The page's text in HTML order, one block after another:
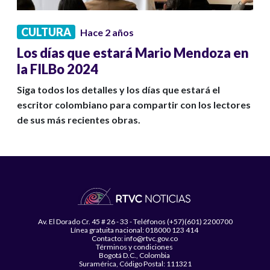
CULTURA Hace 2 años
Los días que estará Mario Mendoza en
la FILBo 2024
Siga todos los detalles y los días que estará el
escritor colombiano para compartir con los lectores
de sus más recientes obras.
Av. El Dorado Cr. 45 # 26 - 33 - Teléfonos (+57)(601) 2200700
Línea gratuita nacional: 018000 123 414
Contacto: info@rtvc.gov.co
Términos y condiciones
Bogotá D.C., Colombia
Suramérica, Código Postal: 111321